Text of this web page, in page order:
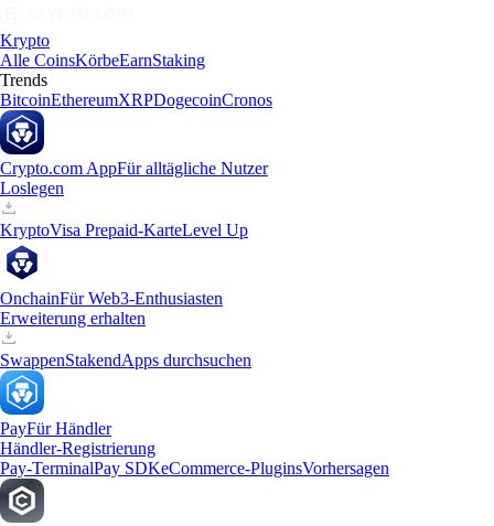
Krypto
Alle CoinsKörbeEarnStaking
Trends
BitcoinEthereumXRPDogecoinCronos
Crypto.com AppFür alltägliche Nutzer
Loslegen
KryptoVisa Prepaid-KarteLevel Up
OnchainFür Web3-Enthusiasten
Erweiterung erhalten
SwappenStakendApps durchsuchen
PayFür Händler
Händler-Registrierung
Pay-TerminalPay SDKeCommerce-PluginsVorhersagen